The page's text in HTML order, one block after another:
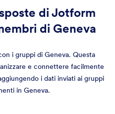
di Jotform
di Geneva
i gruppi di Geneva. Questa
e connettere facilmente
i dati inviati ai gruppi
in Geneva.